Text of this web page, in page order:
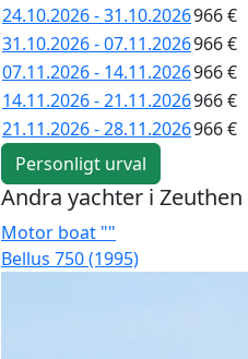
24.10.2026 - 31.10.2026966 €
31.10.2026 - 07.11.2026966 €
07.11.2026 - 14.11.2026966 €
14.11.2026 - 21.11.2026966 €
21.11.2026 - 28.11.2026966 €
Personligt urval
Andra yachter i Zeuthen
Motor boat ""
Bellus 750 (1995)